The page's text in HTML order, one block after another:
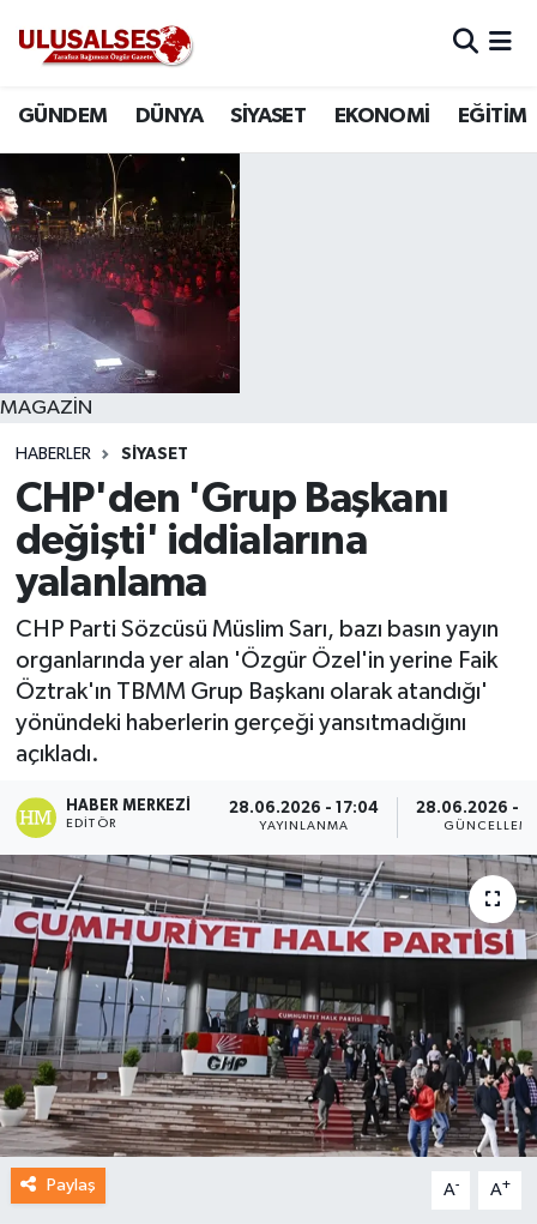
GÜNDEM DÜNYA SİYASET EKONOMİ EĞİTİM
MAGAZİN
HABERLER SİYASET
CHP'den 'Grup Başkanı
değişti' iddialarına
yalanlama
CHP Parti Sözcüsü Müslim Sarı, bazı basın yayın
organlarında yer alan 'Özgür Özel'in yerine Faik
Öztrak'ın TBMM Grup Başkanı olarak atandığı'
yönündeki haberlerin gerçeği yansıtmadığını
açıkladı.
HABER MERKEZI
EDITÖR
28.06.2026 - 17:04
YAYINLANMA
28.06.2026 -
Paylaş A- A+
DÜNYA
SİYASET
EKONOMİ
EĞİTİM
SAĞLIK
MAGAZİN
SPOR
Trafik Durumu
Süper Lig Puan Durumu ve Fikstür
Tüm Manşetler
Son Dakika Haberleri
Haber Arşivi